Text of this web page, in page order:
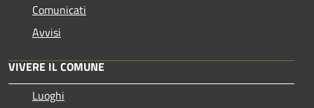
Comunicati
Avvisi
VIVERE IL COMUNE
Luoghi